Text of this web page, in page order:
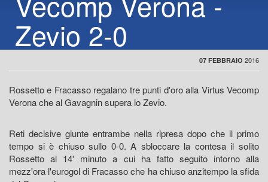
Zevio 2-0
07 FEBBRAIO 2016
Rossetto e Fracasso regalano tre punti d'oro alla Virtus Vecomp
Verona che al Gavagnin supera lo Zevio.
Reti decisive giunte entrambe nella ripresa dopo che il primo
tempo si è chiuso sullo 0-0. A sbloccare la contesa il solito
Rossetto al 14' minuto a cui ha fatto seguito intorno alla
mezz'ora l'eurogol di Fracasso che ha chiuso anzitempo la sfida